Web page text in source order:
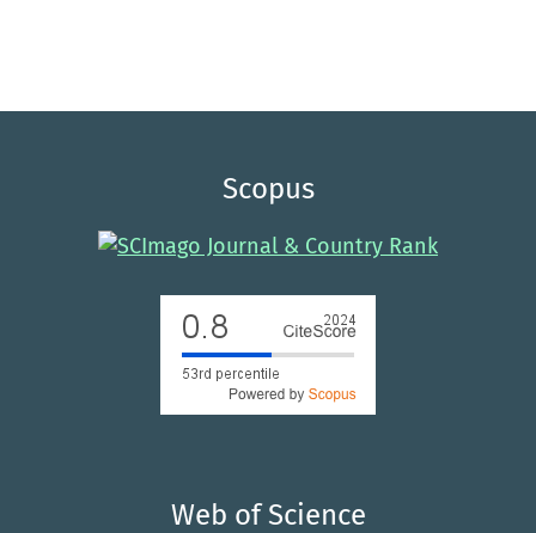
Scopus
Web of Science